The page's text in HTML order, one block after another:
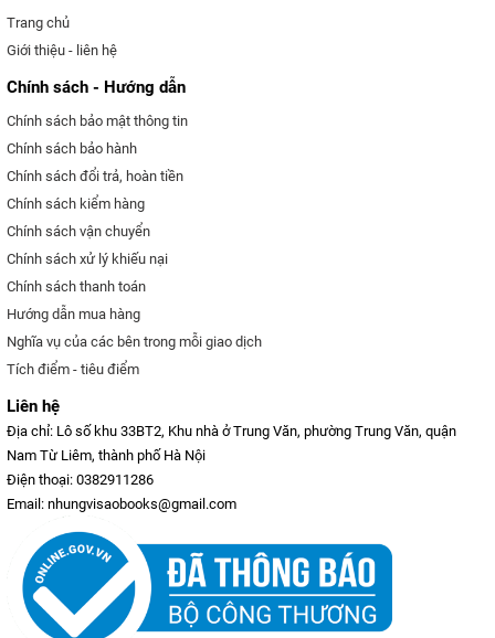
Trang chủ
Giới thiệu - liên hệ
Chính sách - Hướng dẫn
Chính sách bảo mật thông tin
Chính sách bảo hành
Chính sách đổi trả, hoàn tiền
Chính sách kiểm hàng
Chính sách vận chuyển
Chính sách xử lý khiếu nại
Chính sách thanh toán
Hướng dẫn mua hàng
Nghĩa vụ của các bên trong mỗi giao dịch
Tích điểm - tiêu điểm
Liên hệ
Địa chỉ: Lô số khu 33BT2, Khu nhà ở Trung Văn, phường Trung Văn, quận
Nam Từ Liêm, thành phố Hà Nội
Điện thoại: 0382911286
Email: nhungvisaobooks@gmail.com